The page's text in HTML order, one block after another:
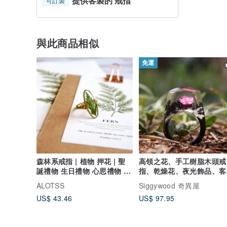
與此商品相似
森林系戒指 | 植物 押花 | 聖
誕禮物 生日禮物 心思禮物 寄
語
ALOTSS
US$ 43.46
免運
高領之花、手工樹脂木頭戒
指、乾燥花、夜光飾品、
刻字、永生
Siggywood 奇異屋
US$ 97.95